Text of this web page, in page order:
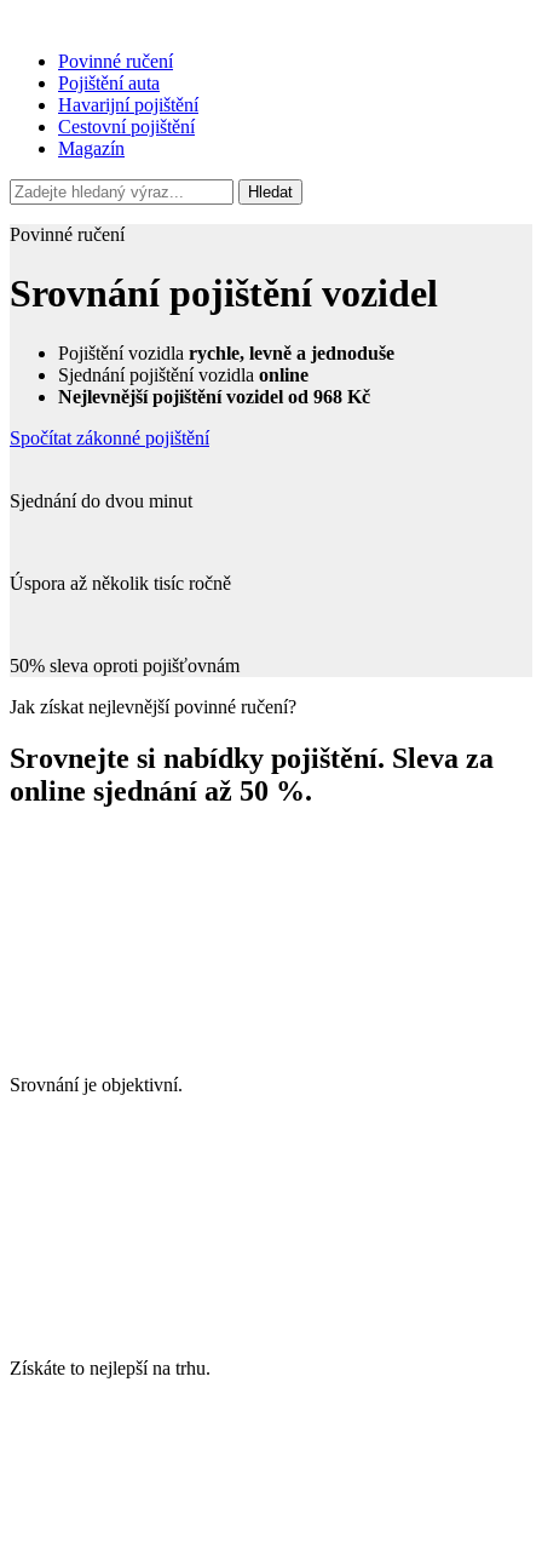
Povinné ručení
Pojištění auta
Havarijní pojištění
Cestovní pojištění
Magazín
Hledat
Povinné ručení
Srovnání pojištění vozidel
Pojištění vozidla rychle, levně a jednoduše
Sjednání pojištění vozidla online
Nejlevnější pojištění vozidel od 968 Kč
Spočítat zákonné pojištění
Sjednání do dvou minut
Úspora až několik tisíc ročně
50% sleva oproti pojišťovnám
Jak získat nejlevnější povinné ručení?
Srovnejte si nabídky pojištění. Sleva za
online sjednání až 50 %.
Srovnání je objektivní.
Získáte to nejlepší na trhu.